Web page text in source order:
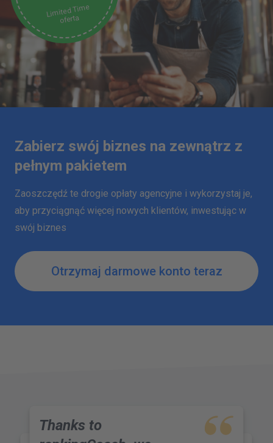
Zabierz swój biznes na zewnątrz z
pełnym pakietem
Zaoszczędź te drogie opłaty agencyjne i wykorzystaj je,
aby przyciągnąć więcej nowych klientów, inwestując w
swój biznes
Otrzymaj darmowe konto teraz
Limited Time
oferta
Thanks to